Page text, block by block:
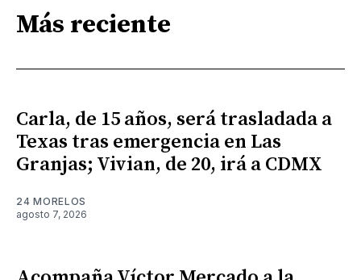
Más reciente
Carla, de 15 años, será trasladada a
Texas tras emergencia en Las
Granjas; Vivian, de 20, irá a CDMX
24 MORELOS
agosto 7, 2026